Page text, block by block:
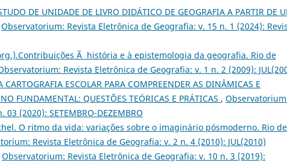
DE UNIDADE DE LIVRO DIDÁTICO DE GEOGRAFIA A PARTIR DE
Observatorium: Revista Eletrônica de Geografia: v. 15 n. 1 (2024):
Ã história e à epistemologia da geografia. Rio de
Revista Eletrônica de Geografia: v. 1 n. 2 (2009):
CARTOGRAFIA ESCOLAR PARA COMPREENDER AS DINÂMICAS E
FUNDAMENTAL: QUESTÕES TEÓRICAS E PRÁTICAS ,
(2020): SETEMBRO-DEZEMBRO
O ritmo da vida: variações sobre o imaginário pósmoderno. Rio de
Revista Eletrônica de Geografia: v. 2 n. 4 (2010): JUL(2010)
Observatorium: Revista Eletrônica de Geografia: v. 10 n. 3 (2019):